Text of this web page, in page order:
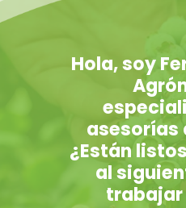
Hola, soy
asesorías
¿Están
al
trabajar